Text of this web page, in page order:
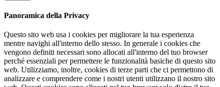
Panoramica della Privacy
Questo sito web usa i cookies per migliorare la tua esperienza
mentre navighi all'interno dello stesso. In generale i cookies che
vengono definiti necessari sono allocati all'interno del tuo browser
perché essenziali per permettere le funzionalità basiche di questo sito
web. Utilizziamo, inoltre, cookies di terze parti che ci permettono di
analizzare e comprendere come i nostri utenti utilizzano il nostro sito